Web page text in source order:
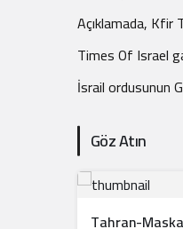
Açıklamada, Kfir
Times Of Israel
İsrail ordusunun
Göz Atın
Tahran-